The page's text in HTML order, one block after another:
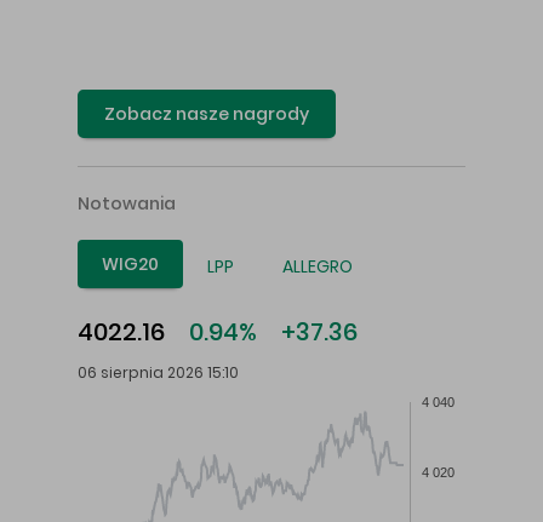
Zobacz nasze nagrody
Notowania
WIG20 LPP ALLEGRO
4022.16 0.94% +37.36
06 sierpnia 2026 15:10
4 020
4 040